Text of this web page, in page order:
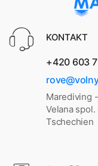
KONTAKT
+420 603
Marediving
Velana spol.
Tschechien